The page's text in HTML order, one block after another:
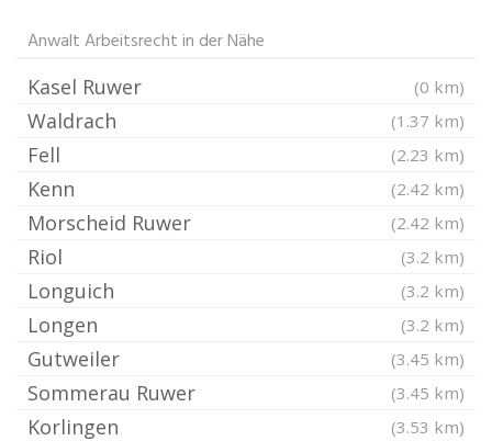
Anwalt Arbeitsrecht in der Nähe
Kasel Ruwer (0 km)
Waldrach (1.37 km)
Fell (2.23 km)
Kenn (2.42 km)
Morscheid Ruwer (2.42 km)
Riol (3.2 km)
Longuich (3.2 km)
Longen (3.2 km)
Gutweiler (3.45 km)
Sommerau Ruwer (3.45 km)
Korlingen (3.53 km)